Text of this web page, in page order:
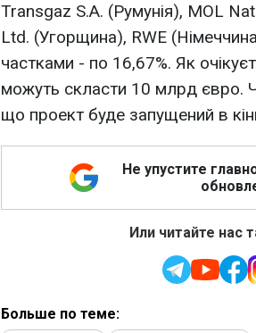
Transgaz S.A. (Румунія), MOL
Ltd. (Угорщина), RWE
частками - по 16,67%. Як
можуть скласти 10 млрд євро.
що проект буде запущений в
Не упустите
Или читайте нас
Больше по теме: